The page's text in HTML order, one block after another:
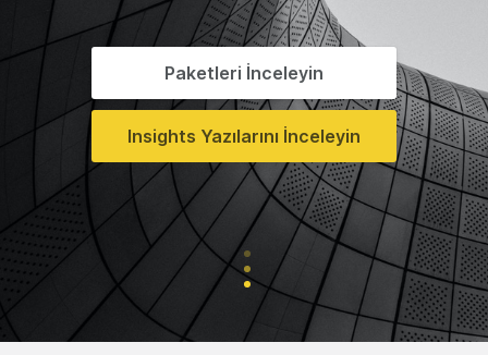
Paketleri İnceleyin
Insights Yazılarını İnceleyin